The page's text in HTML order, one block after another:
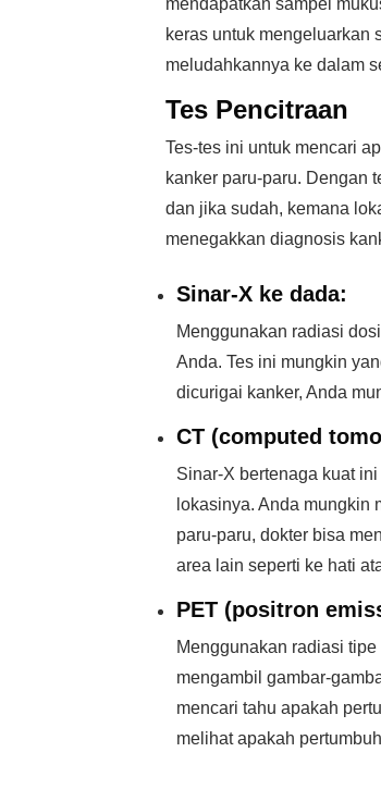
mendapatkan sampel
keras untuk mengeluarkan
meludahkannya ke dalam
Tes Pencitraan
Tes-tes ini untuk mencari
kanker paru-paru. Dengan
dan jika sudah, kemana
menegakkan diagnosis
Sinar-X ke dada:
Menggunakan radiasi
Anda. Tes ini mungkin
dicurigai kanker, Anda
CT (computed
Sinar-X bertenaga kuat
lokasinya. Anda mungkin
paru-paru, dokter bisa
area lain seperti ke hati
PET (positron
Menggunakan radiasi
mengambil gambar-
mencari tahu apakah
melihat apakah